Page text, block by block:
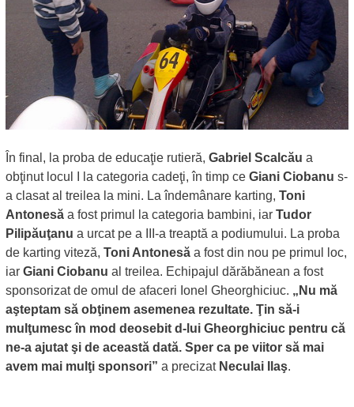
În final, la proba de educaţie rutieră, Gabriel Scalcău a
obţinut locul I la categoria cadeţi, în timp ce Giani Ciobanu s-
a clasat al treilea la mini. La îndemânare karting, Toni
Antonesăa fost primul la categoria bambini, iar Tudor
Pilipăuţanu a urcat pe a III-a treaptă a podiumului. La proba
de karting viteză, Toni Antonesăa fost din nou pe primul loc,
iar Giani Ciobanu al treilea. Echipajul dărăbănean a fost
sponsorizat de omul de afaceri Ionel Gheorghiciuc. „Nu mă
aşteptam să obţinem asemenea rezultate. Ţin să-i
mulţumesc în mod deosebit d-lui Gheorghiciuc pentru că
ne-a ajutat şi de această dată. Sper ca pe viitor să mai
avem mai mulţi sponsori” a precizat Neculai Ilaş.